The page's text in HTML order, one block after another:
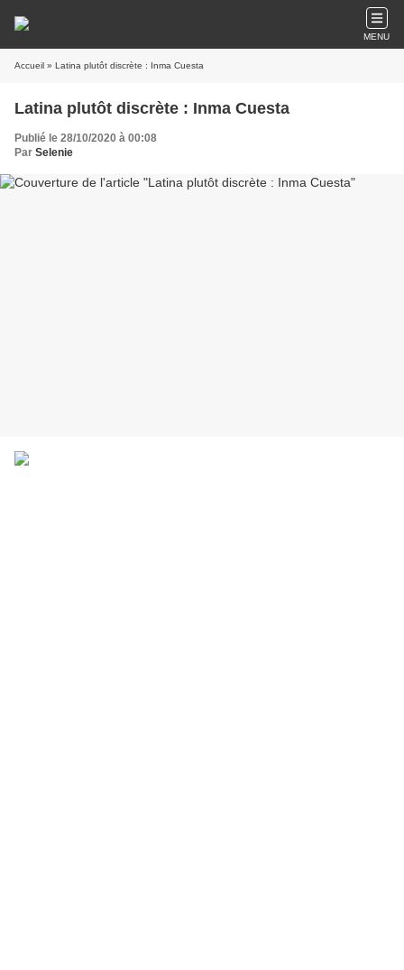
MENU
Accueil » Latina plutôt discrète : Inma Cuesta
Latina plutôt discrète : Inma Cuesta
Publié le 28/10/2020 à 00:08
Par Selenie